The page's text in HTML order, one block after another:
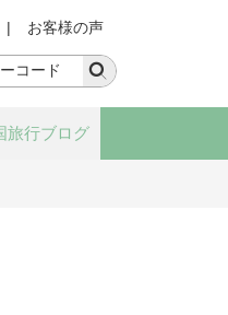
| お客様の声
旅行ブログ